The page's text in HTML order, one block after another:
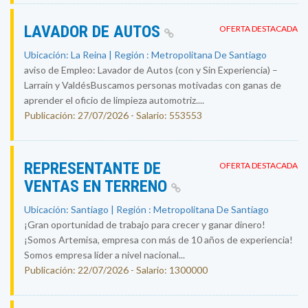
OFERTA DESTACADA
LAVADOR DE AUTOS
Ubicación: La Reina | Región : Metropolitana De Santiago
aviso de Empleo: Lavador de Autos (con y Sin Experiencia) –
Larraín y ValdésBuscamos personas motivadas con ganas de
aprender el oficio de limpieza automotriz....
Publicación: 27/07/2026 - Salario: 553553
OFERTA DESTACADA
REPRESENTANTE DE
VENTAS EN TERRENO
Ubicación: Santiago | Región : Metropolitana De Santiago
¡Gran oportunidad de trabajo para crecer y ganar dinero!
¡Somos Artemisa, empresa con más de 10 años de experiencia!
Somos empresa líder a nivel nacional...
Publicación: 22/07/2026 - Salario: 1300000